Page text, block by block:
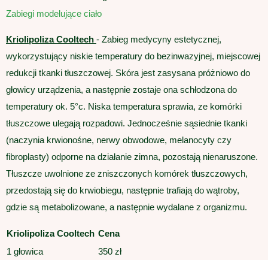
Zabiegi modelujące ciało
Kriolipoliza Cooltech - Zabieg medycyny estetycznej,
wykorzystujący niskie temperatury do bezinwazyjnej, miejscowej
redukcji tkanki tłuszczowej. Skóra jest zasysana próżniowo do
głowicy urządzenia, a następnie zostaje ona schłodzona do
temperatury ok. 5°c. Niska temperatura sprawia, ze komórki
tłuszczowe ulegają rozpadowi. Jednocześnie sąsiednie tkanki
(naczynia krwionośne, nerwy obwodowe, melanocyty czy
fibroplasty) odporne na działanie zimna, pozostają nienaruszone.
Tłuszcze uwolnione ze zniszczonych komórek tłuszczowych,
przedostają się do krwiobiegu, następnie trafiają do wątroby,
gdzie są metabolizowane, a następnie wydalane z organizmu.
Kriolipoliza Cooltech Cena
1 głowica
350 zł